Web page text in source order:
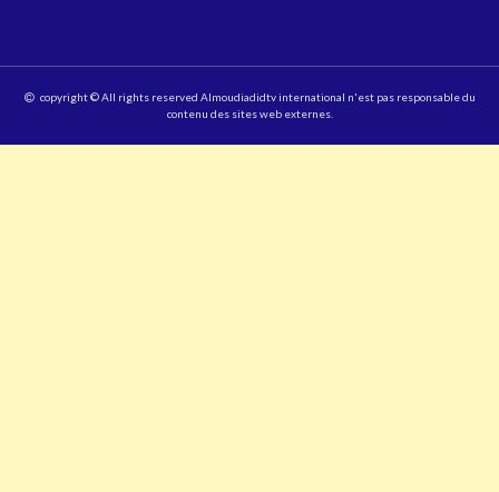
copyright © All rights reserved Almoudiadidtv international n'est pas responsable du
contenu des sites web externes.